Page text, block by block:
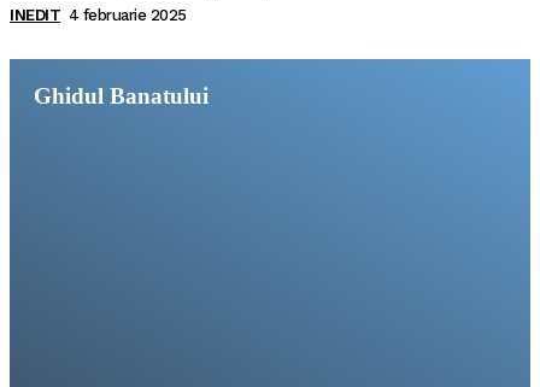
INEDIT 4 februarie 2025
Ghidul Banatului